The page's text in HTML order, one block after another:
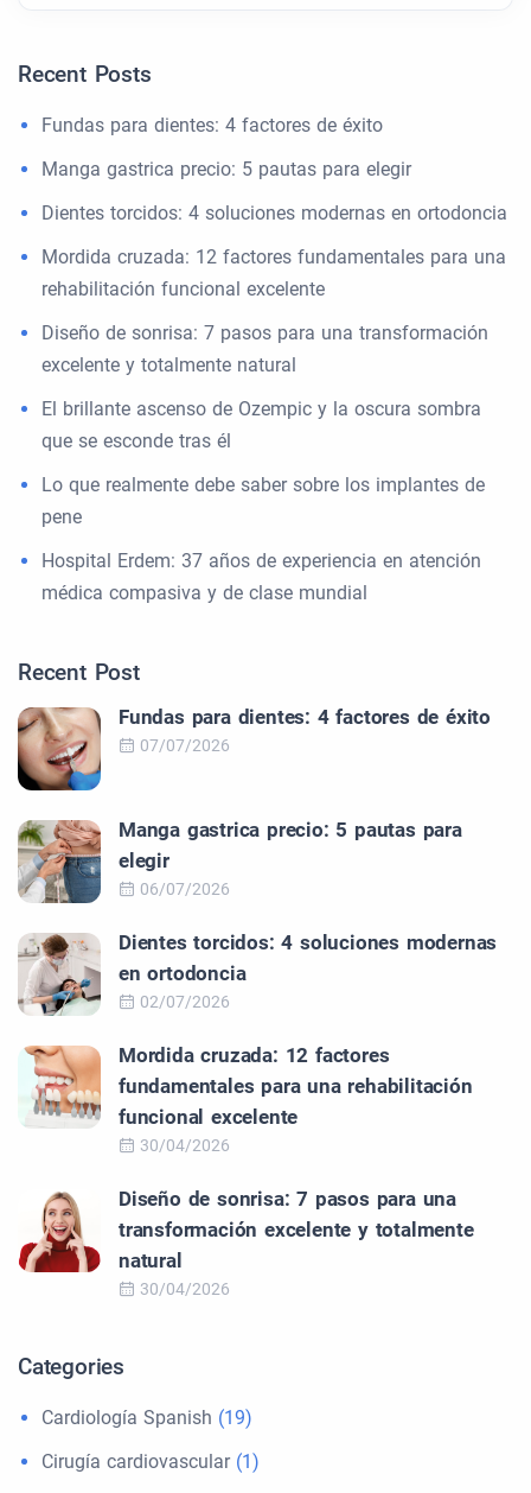
Recent Posts
Fundas para dientes: 4 factores de éxito
Manga gastrica precio: 5 pautas para elegir
Dientes torcidos: 4 soluciones modernas en ortodoncia
Mordida cruzada: 12 factores fundamentales para una
rehabilitación funcional excelente
Diseño de sonrisa: 7 pasos para una transformación
excelente y totalmente natural
El brillante ascenso de Ozempic y la oscura sombra
que se esconde tras él
Lo que realmente debe saber sobre los implantes de
pene
Hospital Erdem: 37 años de experiencia en atención
médica compasiva y de clase mundial
Recent Post
Fundas para dientes: 4 factores de éxito
07/07/2026
Manga gastrica precio: 5 pautas para
elegir
06/07/2026
Dientes torcidos: 4 soluciones modernas
en ortodoncia
02/07/2026
Mordida cruzada: 12 factores
fundamentales para una rehabilitación
funcional excelente
30/04/2026
Diseño de sonrisa: 7 pasos para una
transformación excelente y totalmente
natural
30/04/2026
Categories
Cardiología Spanish (19)
Cirugía cardiovascular(1)